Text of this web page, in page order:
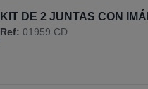
KIT DE 2 JUNTAS CON
Ref: 01959.CD